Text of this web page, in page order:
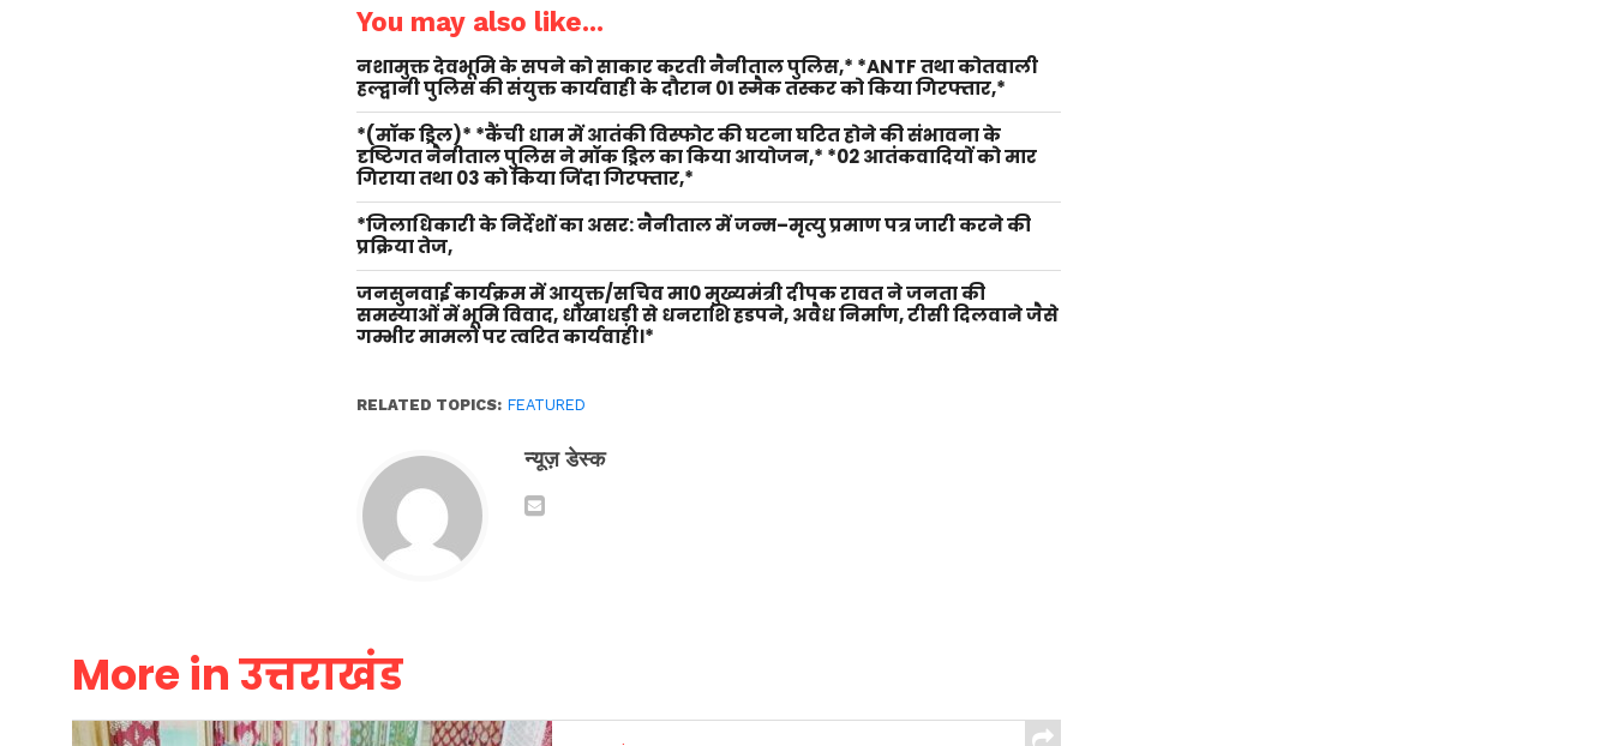
You may also like...
नशामुक्त देवभूमि के सपने को साकार करती नैनीताल पुलिस,* *ANTF तथा कोतवाली
हल्द्वानी पुलिस की संयुक्त कार्यवाही के दौरान 01 स्मैक तस्कर को किया गिरफ्तार,*
*(मॉक ड्रिल)* *कैंची धाम में आतंकी विस्फोट की घटना घटित होने की संभावना के
दृष्टिगत नैनीताल पुलिस ने मॉक ड्रिल का किया आयोजन,* *02 आतंकवादियों को मार
गिराया तथा 03 को किया जिंदा गिरफ्तार,*
*जिलाधिकारी के निर्देशों का असर: नैनीताल में जन्म–मृत्यु प्रमाण पत्र जारी करने की
प्रक्रिया तेज,
जनसुनवाई कार्यक्रम में आयुक्त/सचिव मा0 मुख्यमंत्री दीपक रावत ने जनता की
समस्याओं में भूमि विवाद, धोखाधड़ी से धनराशि हडपने, अवैध निर्माण, टीसी दिलवाने जैसे
गम्भीर मामलों पर त्वरित कार्यवाही।*
RELATED TOPICS: FEATURED
न्यूज़ डेस्क
More in उत्तराखंड